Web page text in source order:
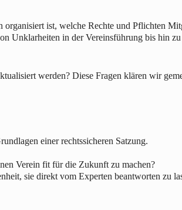
ist, welche Rechte und Pflichten
Unklarheiten in der Vereinsführung bis hin
werden? Diese Fragen klären wir
einer rechtssicheren Satzung.
Verein fit für die Zukunft zu machen?
sie direkt vom Experten beantworten zu